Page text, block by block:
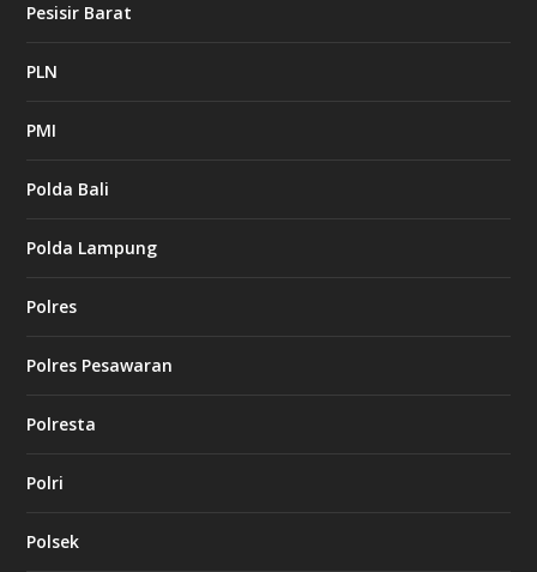
Pesisir Barat
PLN
PMI
Polda Bali
Polda Lampung
Polres
Polres Pesawaran
Polresta
Polri
Polsek